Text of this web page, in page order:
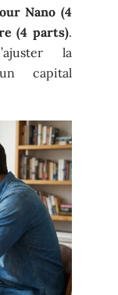
Nano (4
(4 parts).
la
capital